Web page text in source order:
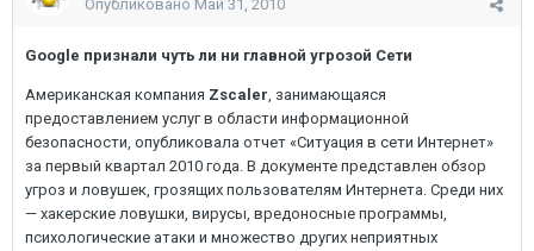
Опубликовано Май 31, 2010
Google признали чуть ли ни главной угрозой Сети
Американская компания Zscaler, занимающаяся
предоставлением услуг в области информационной
безопасности, опубликовала отчет «Ситуация в сети Интернет»
за первый квартал 2010 года. В документе представлен обзор
угроз и ловушек, грозящих пользователям Интернета. Среди них
— хакерские ловушки, вирусы, вредоносные программы,
психологические атаки и множество других неприятных